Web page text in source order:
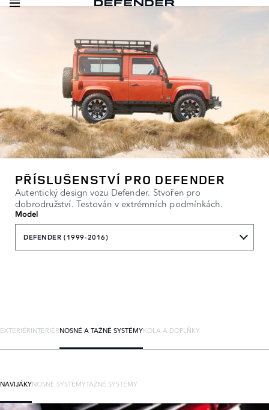
PŘÍSLUŠENSTVÍ PRO DEFENDER
Autentický design vozu Defender. Stvořen pro
dobrodružství. Testován v extrémních podmínkách.
Model
DEFENDER (1999-2016)
EXTERIÉRINTERIÉRNOSNÉ A TAŽNÉ SYSTÉMYKOLA A DOPLŇKY
NAVIJÁKYNOSNÉ SYSTÉMYTAŽNÉ SYSTÉMY